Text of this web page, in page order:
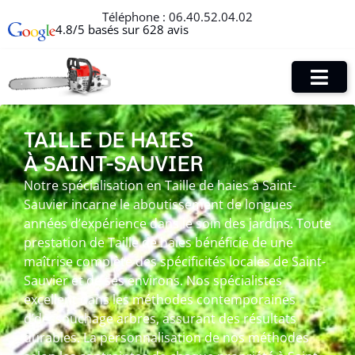
Téléphone : 06.40.52.04.02
4.8/5 basés sur 628 avis
TAILLE DE HAIES
À SAINT-SAUVIER
Notre spécialisation en Taille de haies à Saint-
Sauvier incarne le aboutissement de longues
années d’expérience dans le soin des jardins. Toute
prestation de Taille de haies bénéficie de une
maîtrise complète des spécificités locales de Saint-
Sauvier et de ses environs. Nos spécialistes
excellent dans les méthodes contemporaines
d’dessouchage arbres, assurant des résultats
durables. La personnalisation de nos méthodes